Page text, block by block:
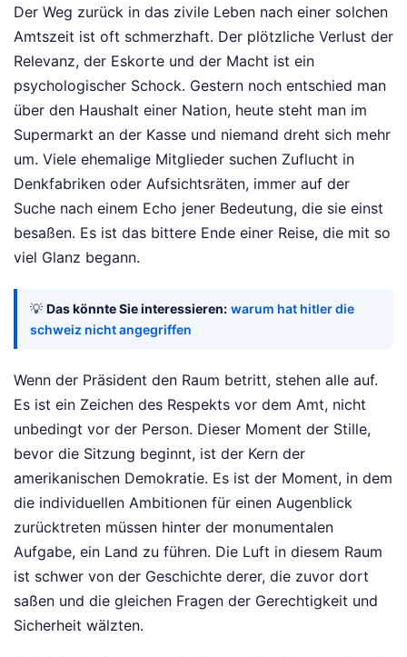
Der Weg zurück in das zivile Leben nach einer solchen
Amtszeit ist oft schmerzhaft. Der plötzliche Verlust der
Relevanz, der Eskorte und der Macht ist ein
psychologischer Schock. Gestern noch entschied man
über den Haushalt einer Nation, heute steht man im
Supermarkt an der Kasse und niemand dreht sich mehr
um. Viele ehemalige Mitglieder suchen Zuflucht in
Denkfabriken oder Aufsichtsräten, immer auf der
Suche nach einem Echo jener Bedeutung, die sie einst
besaßen. Es ist das bittere Ende einer Reise, die mit so
viel Glanz begann.
💡 Das könnte Sie interessieren: warum hat hitler die
schweiz nicht angegriffen
Wenn der Präsident den Raum betritt, stehen alle auf.
Es ist ein Zeichen des Respekts vor dem Amt, nicht
unbedingt vor der Person. Dieser Moment der Stille,
bevor die Sitzung beginnt, ist der Kern der
amerikanischen Demokratie. Es ist der Moment, in dem
die individuellen Ambitionen für einen Augenblick
zurücktreten müssen hinter der monumentalen
Aufgabe, ein Land zu führen. Die Luft in diesem Raum
ist schwer von der Geschichte derer, die zuvor dort
saßen und die gleichen Fragen der Gerechtigkeit und
Sicherheit wälzten.